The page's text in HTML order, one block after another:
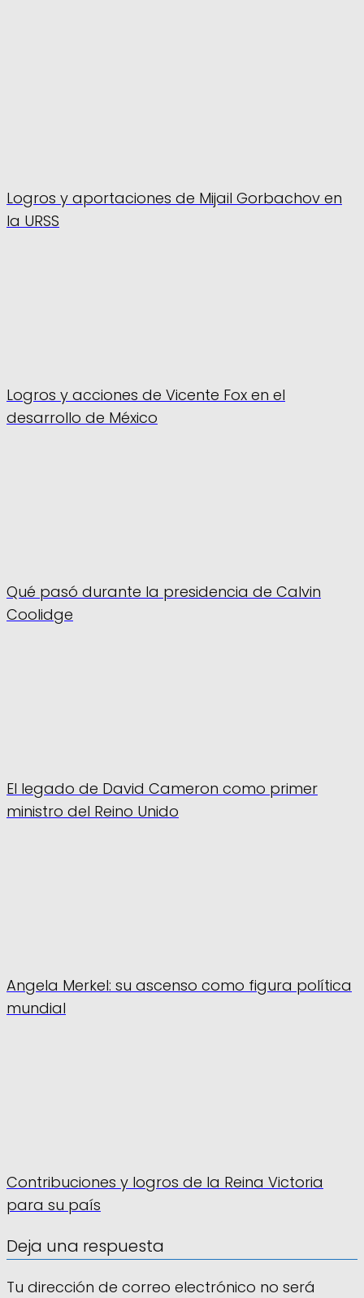
Logros y aportaciones de Mijail Gorbachov en
la URSS
Logros y acciones de Vicente Fox en el
desarrollo de México
Qué pasó durante la presidencia de Calvin
Coolidge
El legado de David Cameron como primer
ministro del Reino Unido
Angela Merkel: su ascenso como figura política
mundial
Contribuciones y logros de la Reina Victoria
para su país
Deja una respuesta
Tu dirección de correo electrónico no será